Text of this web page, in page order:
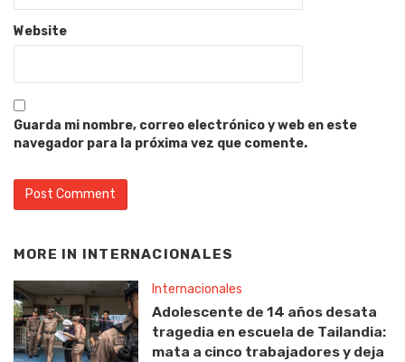
Website
Guarda mi nombre, correo electrónico y web en este
navegador para la próxima vez que comente.
MORE IN INTERNACIONALES
Internacionales
Adolescente de 14 años desata
tragedia en escuela de Tailandia:
mata a cinco trabajadores y deja